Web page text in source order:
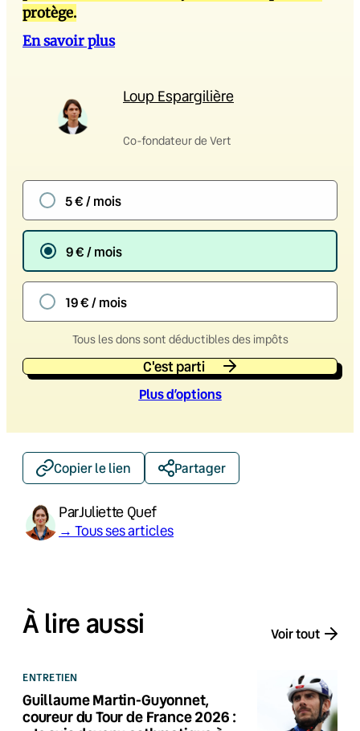
protège.
En savoir plus
Loup Espargilière
Co-fondateur de Vert
5 € / mois
9 € / mois
19 € / mois
Tous les dons sont déductibles des impôts
C'est parti
Plus d’options
Copier le lien Partager
ParJuliette Quef
→ Tous ses articles
À lire aussi Voir tout
ENTRETIEN
Guillaume Martin-Guyonnet,
coureur du Tour de France 2026 :